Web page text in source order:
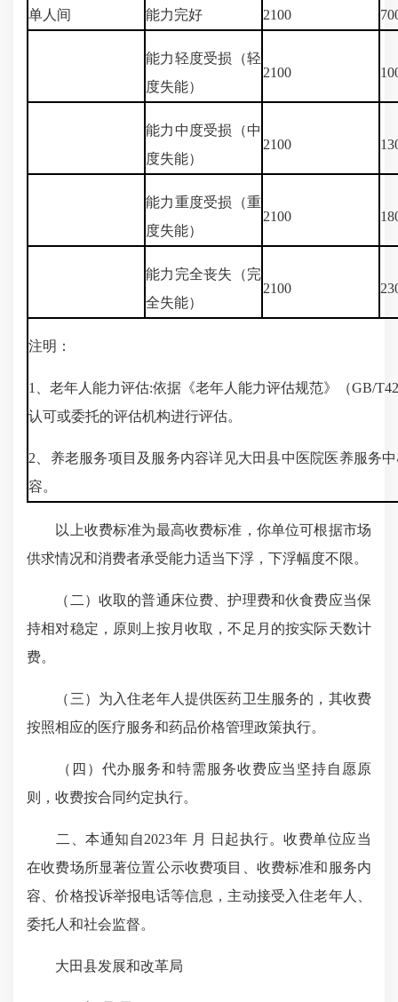
单人间 能力完好 2100
能力轻度受损（轻
度失能）
2100
能力中度受损（中
度失能）
2100
能力重度受损（重
度失能）
2100
能力完全丧失（完
全失能）
2100
注明：
1、老年人能力评估:依据《老年人能力评估规范》（GB/
认可或委托的评估机构进行评估。
2、养老服务项目及服务内容详见大田县中医院医养服务
容。
以上收费标准为最高收费标准，你单位可根据市场
供求情况和消费者承受能力适当下浮，下浮幅度不限。
（二）收取的普通床位费、护理费和伙食费应当保
持相对稳定，原则上按月收取，不足月的按实际天数计
费。
（三）为入住老年人提供医药卫生服务的，其收费
按照相应的医疗服务和药品价格管理政策执行。
（四）代办服务和特需服务收费应当坚持自愿原
则，收费按合同约定执行。
二、本通知自2023年 月 日起执行。收费单位应当
在收费场所显著位置公示收费项目、收费标准和服务内
容、价格投诉举报电话等信息，主动接受入住老年人、
委托人和社会监督。
大田县发展和改革局